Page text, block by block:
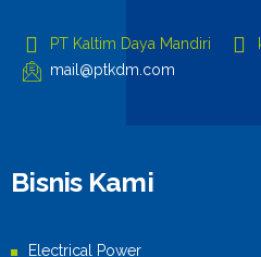
PT Kaltim Daya Mandiri
mail@ptkdm.com
Bisnis Kami
Electrical Power